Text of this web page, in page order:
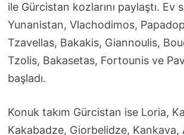
ile Gürcistan kozlarını paylaştı. Ev
Yunanistan, Vlachodimos,
Tzavellas, Bakakis, Giannoulis,
Tzolis, Bakasetas, Fortounis ve
başladı.
Konuk takım Gürcistan ise Loria,
Kakabadze, Giorbelidze, Kankava,